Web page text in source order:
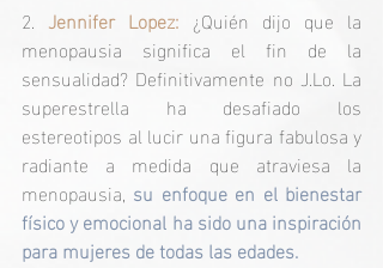
2. Jennifer Lopez: ¿Quién dijo que la
menopausia significa el fin de la
sensualidad? Definitivamente no J.Lo. La
superestrella ha desafiado los
estereotipos al lucir una figura fabulosa y
radiante a medida que atraviesa la
menopausia, su enfoque en el bienestar
físico y emocional ha sido una inspiración
para mujeres de todas las edades.